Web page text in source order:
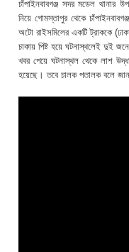
চাঁপাইনবাবগঞ্জ সদর মডেল থানার
নিয়ে গোমস্তাপুর থেকে
অটো রাইসমিলের একটি ট্রাককে
চাকায় পিষ্ট হয়ে ঘটনাস্থলেই দুই
খবর পেয়ে ঘটনাস্থল থেকে লাশ
হয়েছে। তবে চালক পতালক বলে